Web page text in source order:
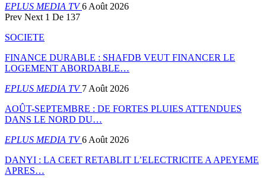
EPLUS MEDIA TV6 Août 2026
Prev Next 1 De 137
SOCIETE
FINANCE DURABLE : SHAFDB VEUT FINANCER LE
LOGEMENT ABORDABLE…
EPLUS MEDIA TV7 Août 2026
AOÛT-SEPTEMBRE : DE FORTES PLUIES ATTENDUES
DANS LE NORD DU…
EPLUS MEDIA TV6 Août 2026
DANYI : LA CEET RETABLIT L’ELECTRICITE A APEYEME
APRES…